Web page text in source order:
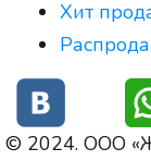
Хит
© 2024. ООО